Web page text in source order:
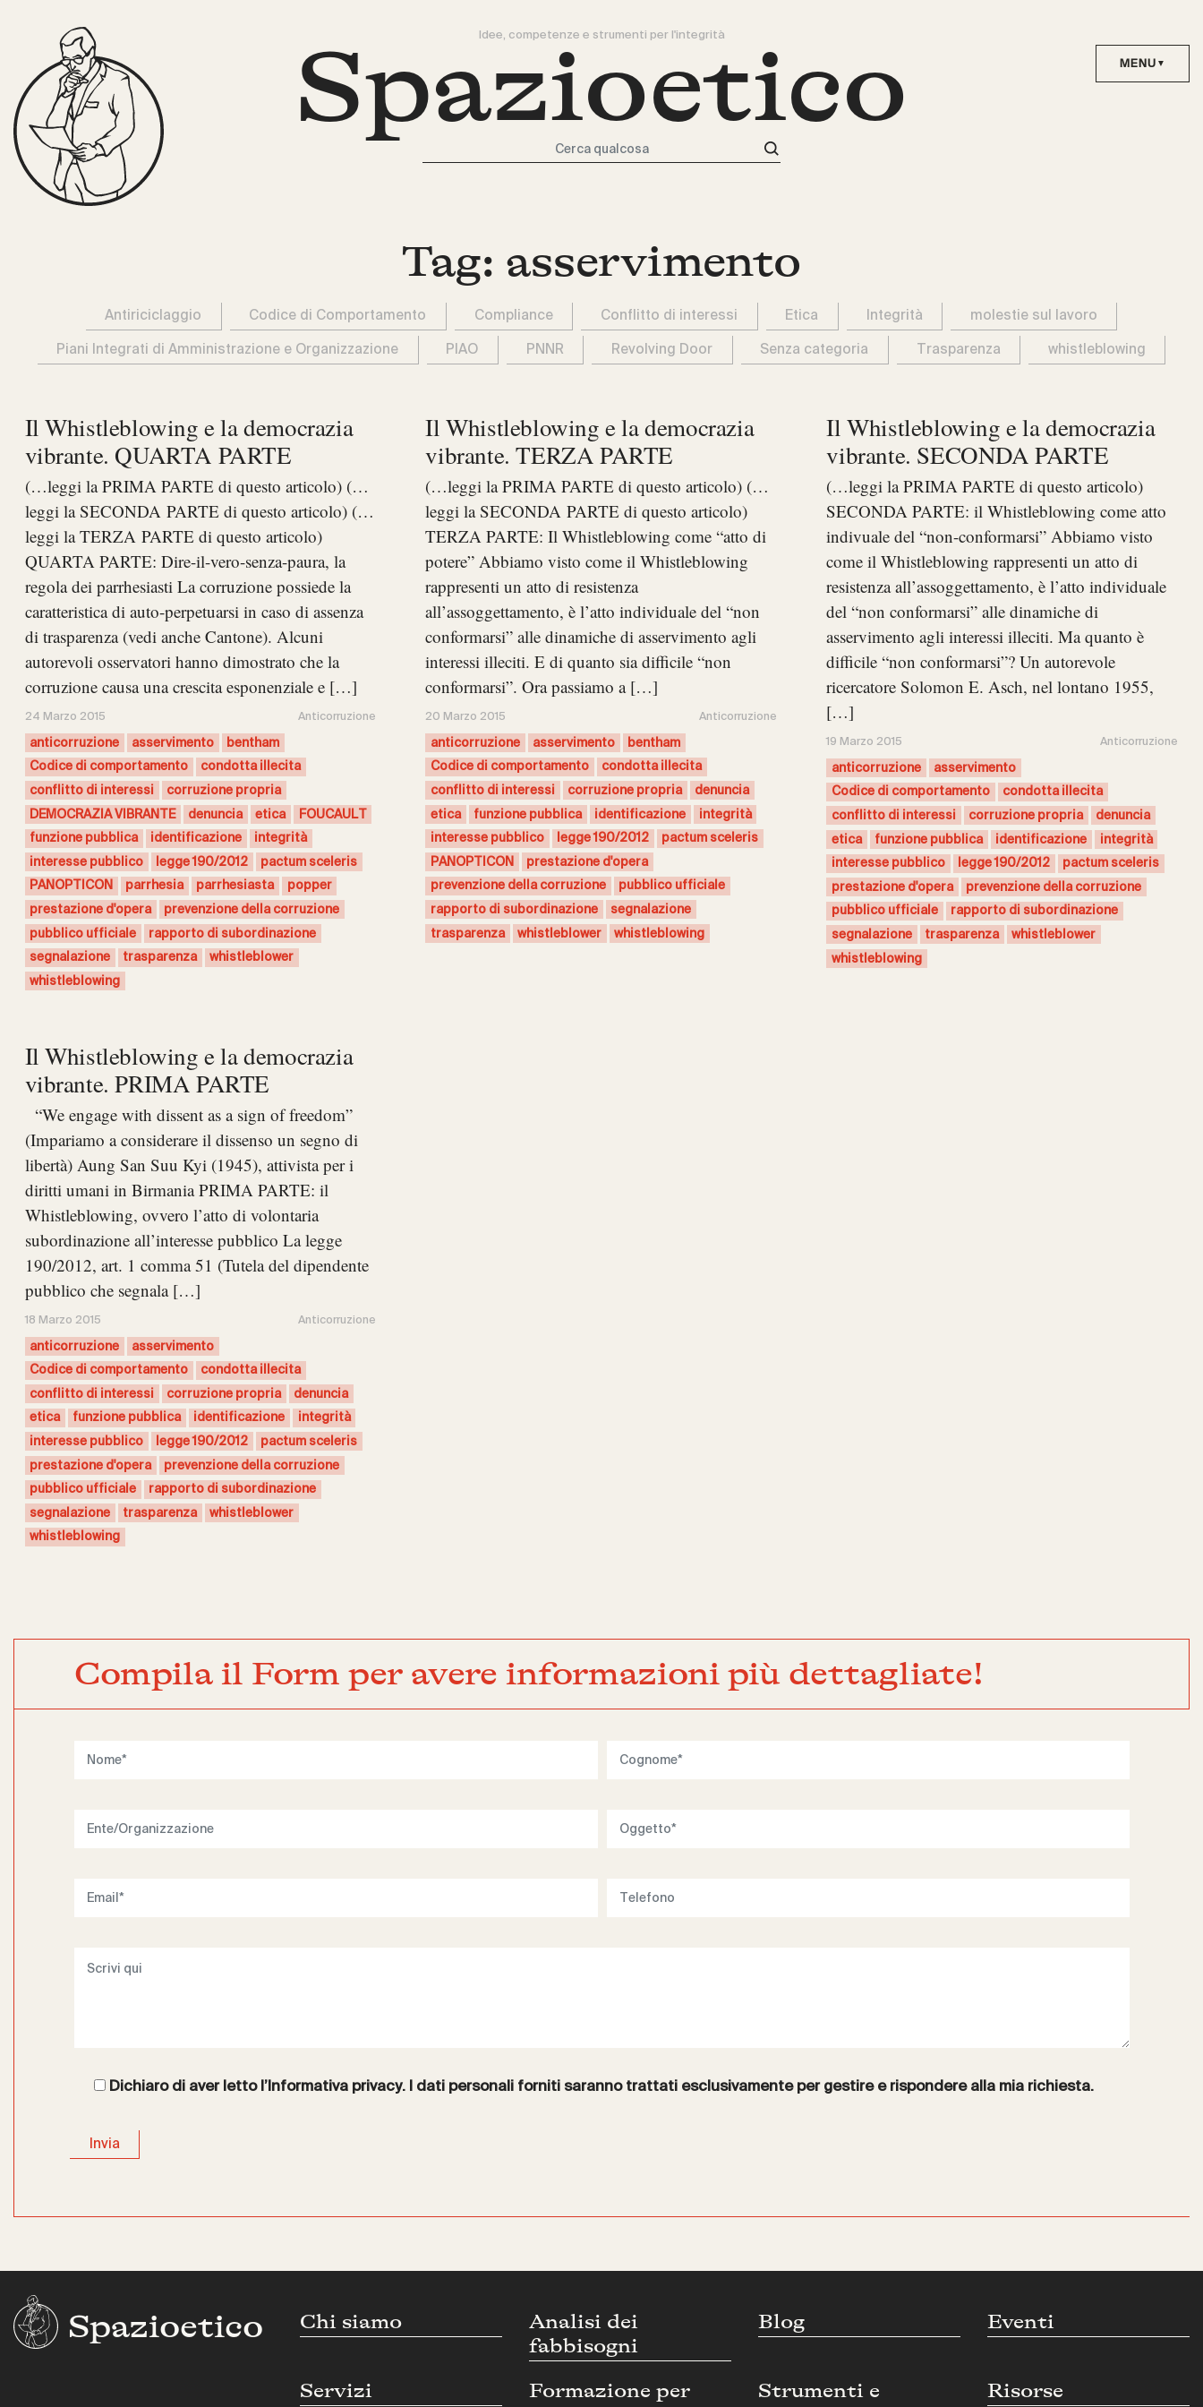
Idee, competenze e strumenti per l'integrità
Spazioetico
Tag: asservimento
Antiriciclaggio Codice di Comportamento Compliance Conflitto di interessi Etica Integrità molestie sul lavoro
Piani Integrati di Amministrazione e Organizzazione PIAO PNNR Revolving Door Senza categoria Trasparenza whistleblowing
Il Whistleblowing e la democrazia
vibrante. QUARTA PARTE
(…leggi la PRIMA PARTE di questo articolo) (…
leggi la SECONDA PARTE di questo articolo) (…
leggi la TERZA PARTE di questo articolo)
QUARTA PARTE: Dire-il-vero-senza-paura, la
regola dei parrhesiasti La corruzione possiede la
caratteristica di auto-perpetuarsi in caso di assenza
di trasparenza (vedi anche Cantone). Alcuni
autorevoli osservatori hanno dimostrato che la
corruzione causa una crescita esponenziale e […]
24 Marzo 2015 Anticorruzione
anticorruzione asservimento
bentham
Codice di comportamento
condotta illecita
conflitto di interessi
corruzione propria
DEMOCRAZIA VIBRANTE
denuncia etica
FOUCAULT
funzione pubblica
identificazione
integrità
interesse pubblico
legge 190/2012
pactum sceleris
PANOPTICON
parrhesia parrhesiasta
popper
prestazione d'opera
prevenzione della corruzione
pubblico ufficiale
rapporto di subordinazione
segnalazione
trasparenza
whistleblower
whistleblowing
Il Whistleblowing e la democrazia
vibrante. TERZA PARTE
(…leggi la PRIMA PARTE di questo articolo) (…
leggi la SECONDA PARTE di questo articolo)
TERZA PARTE: Il Whistleblowing come “atto di
potere” Abbiamo visto come il Whistleblowing
rappresenti un atto di resistenza
all’assoggettamento, è l’atto individuale del “non
conformarsi” alle dinamiche di asservimento agli
interessi illeciti. E di quanto sia difficile “non
conformarsi”. Ora passiamo a […]
20 Marzo 2015 Anticorruzione
anticorruzione asservimento
bentham
Codice di comportamento
condotta illecita
conflitto di interessi
corruzione propria
denuncia
etica
funzione pubblica identificazione
integrità
interesse pubblico
legge 190/2012
pactum sceleris
PANOPTICON
prestazione d'opera
prevenzione della corruzione
pubblico ufficiale
rapporto di subordinazione
segnalazione
trasparenza
whistleblower whistleblowing
Il Whistleblowing e la democrazia
vibrante. SECONDA PARTE
(…leggi la PRIMA PARTE di questo articolo)
SECONDA PARTE: il Whistleblowing come atto
indivuale del “non-conformarsi” Abbiamo visto
come il Whistleblowing rappresenti un atto di
resistenza all’assoggettamento, è l’atto individuale
del “non conformarsi” alle dinamiche di
asservimento agli interessi illeciti. Ma quanto è
difficile “non conformarsi”? Un autorevole
ricercatore Solomon E. Asch, nel lontano 1955,
[…]
19 Marzo 2015 Anticorruzione
anticorruzione
asservimento
Codice di comportamento
condotta illecita
conflitto di interessi
corruzione propria
denuncia
etica
funzione pubblica identificazione
integrità
interesse pubblico
legge 190/2012
pactum sceleris
prestazione d'opera
prevenzione della corruzione
pubblico ufficiale
rapporto di subordinazione
segnalazione
trasparenza
whistleblower
whistleblowing
Il Whistleblowing e la democrazia
vibrante. PRIMA PARTE
“We engage with dissent as a sign of freedom”
(Impariamo a considerare il dissenso un segno di
libertà) Aung San Suu Kyi (1945), attivista per i
diritti umani in Birmania PRIMA PARTE: il
Whistleblowing, ovvero l’atto di volontaria
subordinazione all’interesse pubblico La legge
190/2012, art. 1 comma 51 (Tutela del dipendente
pubblico che segnala […]
18 Marzo 2015 Anticorruzione
anticorruzione
asservimento
Codice di comportamento
condotta illecita
conflitto di interessi
corruzione propria
denuncia
etica
funzione pubblica identificazione
integrità
interesse pubblico
legge 190/2012
pactum sceleris
prestazione d'opera
prevenzione della corruzione
pubblico ufficiale
rapporto di subordinazione
segnalazione
trasparenza
whistleblower
whistleblowing
Compila il Form per avere informazioni più dettagliate!
Dichiaro di aver letto l’Informativa privacy. I dati personali forniti saranno trattati esclusivamente per gestire e rispondere alla mia richiesta.
Spazioetico Chi siamo
Analisi dei
fabbisogni
Blog Eventi
Servizi
Formazione per
Strumenti e
Risorse